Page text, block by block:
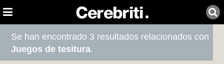
Se han encontrado 3 resultados relacionados con
Juegos de tesitura.